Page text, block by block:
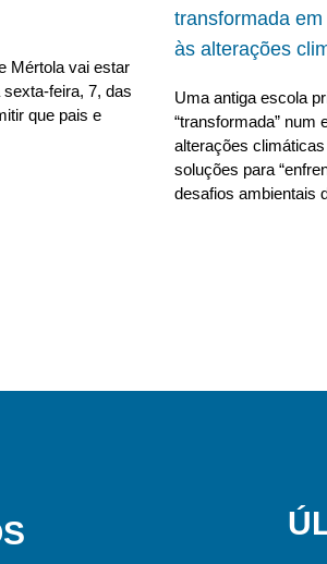
Mértola vai estar
sexta-feira, 7, das
que pais e
transformada
às alterações
Uma antiga escola
“transformada” num
alterações
soluções para
desafios ambientais